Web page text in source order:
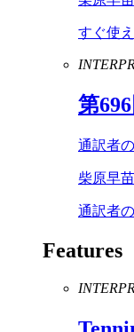
すぐ使
第696
通訳者
柴原早苗
通訳者
Features